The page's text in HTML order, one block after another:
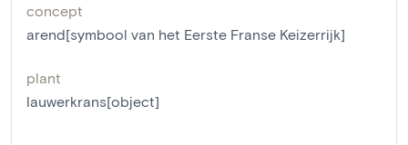
concept
arend[symbool van het Eerste Franse Keizerrijk]
plant
lauwerkrans[object]